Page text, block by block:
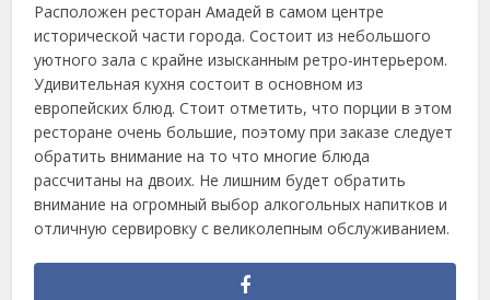
Расположен ресторан Амадей в самом центре
исторической части города. Состоит из небольшого
уютного зала с крайне изысканным ретро-интерьером.
Удивительная кухня состоит в основном из
европейских блюд. Стоит отметить, что порции в этом
ресторане очень большие, поэтому при заказе следует
обратить внимание на то что многие блюда
рассчитаны на двоих. Не лишним будет обратить
внимание на огромный выбор алкогольных напитков и
отличную сервировку с великолепным обслуживанием.